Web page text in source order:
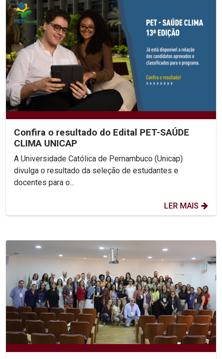
Confira o resultado do Edital PET-SAÚDE
CLIMA UNICAP
A Universidade Católica de Pernambuco (Unicap)
divulga o resultado da seleção de estudantes e
docentes para o...
LER MAIS